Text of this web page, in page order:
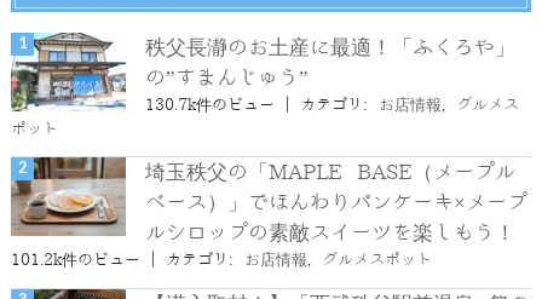
秩父長瀞のお土産に最適！「ふくろや」
の”すまんじゅう”
130.7k件のビュー カテゴリ: お店情報
グルメス
ポット
埼玉秩父の「MAPLE BASE（メープル
ベース）」でほんわりパンケーキ×メープ
ルシロップの素敵スイーツを楽しもう！
101.2k件のビュー カテゴリ: お店情報, グルメスポット